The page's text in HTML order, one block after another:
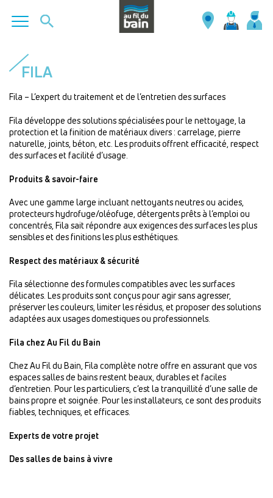
contenu
principal
FILA
Fila – L’expert du traitement et de l’entretien des surfaces
Fila développe des solutions spécialisées pour le nettoyage, la
protection et la finition de matériaux divers : carrelage, pierre
naturelle, joints, béton, etc. Les produits offrent efficacité, respect
des surfaces et facilité d’usage.
Produits & savoir-faire
Avec une gamme large incluant nettoyants neutres ou acides,
protecteurs hydrofuge/oléofuge, détergents prêts à l’emploi ou
concentrés, Fila sait répondre aux exigences des surfaces les plus
sensibles et des finitions les plus esthétiques.
Respect des matériaux & sécurité
Fila sélectionne des formules compatibles avec les surfaces
délicates. Les produits sont conçus pour agir sans agresser,
préserver les couleurs, limiter les résidus, et proposer des solutions
adaptées aux usages domestiques ou professionnels.
Fila chez Au Fil du Bain
Chez Au Fil du Bain, Fila complète notre offre en assurant que vos
espaces salles de bains restent beaux, durables et faciles
d’entretien. Pour les particuliers, c’est la tranquillité d’une salle de
bains propre et soignée. Pour les installateurs, ce sont des produits
fiables, techniques, et efficaces.
Experts de votre projet
Des salles de bains à vivre